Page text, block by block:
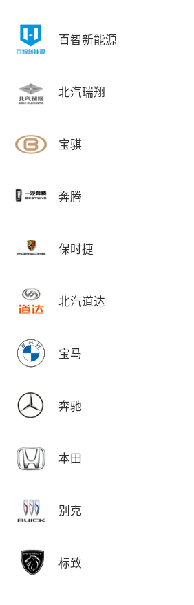
百智新能源
北汽瑞翔
宝骐
奔腾
保时捷
北汽道达
宝马
奔驰
本田
别克
标致